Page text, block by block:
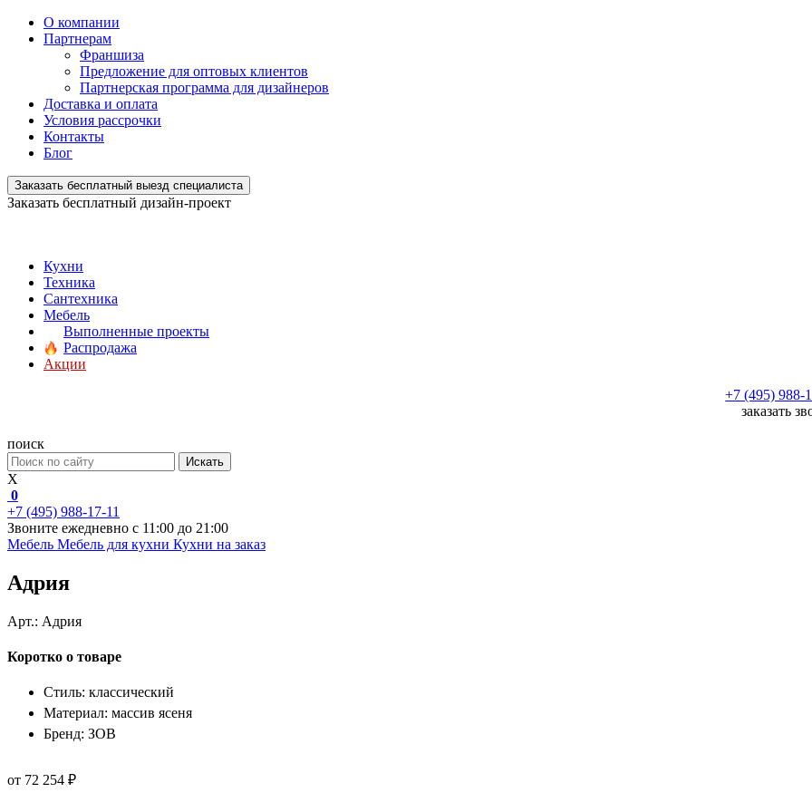
О компании
Партнерам
Франшиза
Предложение для оптовых клиентов
Партнерская программа для дизайнеров
Доставка и оплата
Условия рассрочки
Контакты
Блог
Заказать бесплатный выезд специалиста
Заказать бесплатный дизайн-проект
Кухни
Техника
Сантехника
Мебель
Выполненные проекты
Распродажа
Акции
+7 (495) 988-
заказать
поиск
Искать
X
0
+7 (495) 988-17-11
Звоните ежедневно с 11:00 до 21:00
Мебель Мебель для кухни Кухни на заказ
Адрия
Арт.: Адрия
Коротко о товаре
Стиль: классический
Материал: массив ясеня
Бренд: ЗОВ
от 72 254 ₽